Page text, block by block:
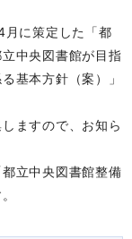
月に策定した「都
中央図書館が目指
基本方針（案）」
ますので、お知ら
立中央図書館整備